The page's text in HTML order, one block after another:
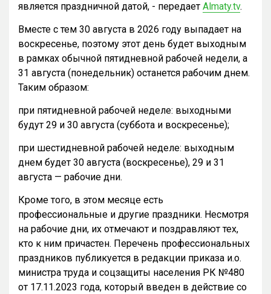
является праздничной датой, - передает Almaty.tv.
Вместе с тем 30 августа в 2026 году выпадает на
воскресенье, поэтому этот день будет выходным
в рамках обычной пятидневной рабочей недели, а
31 августа (понедельник) останется рабочим днем.
Таким образом:
при пятидневной рабочей неделе: выходными
будут 29 и 30 августа (суббота и воскресенье);
при шестидневной рабочей неделе: выходным
днем будет 30 августа (воскресенье), 29 и 31
августа — рабочие дни.
Кроме того, в этом месяце есть
профессиональные и другие праздники. Несмотря
на рабочие дни, их отмечают и поздравляют тех,
кто к ним причастен. Перечень профессиональных
праздников публикуется в редакции приказа и.о.
министра труда и соцзащиты населения РК №480
от 17.11.2023 года, который введен в действие со